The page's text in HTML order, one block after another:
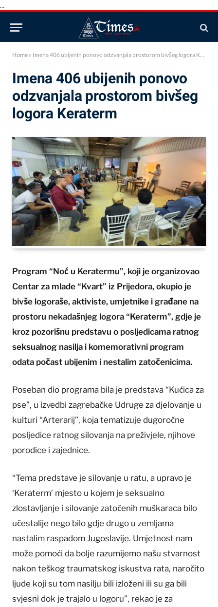
...
Home » Imena 406 ubijenih ponovo odzvanjala prostorom bivšeg logora Keraterm
Imena 406 ubijenih ponovo
odzvanjala prostorom bivšeg
logora Keraterm
Program “Noć u Keratermu”, koji je organizovao
Centar za mlade “Kvart” iz Prijedora, okupio je
bivše logoraše, aktiviste, umjetnike i građane na
prostoru nekadašnjeg logora “Keraterm”, gdje je
kroz pozorišnu predstavu o posljedicama ratnog
seksualnog nasilja i komemorativni program
odata počast ubijenim i nestalim zatočenicima.
Poseban dio programa bila je predstava “Kućica za
pse”, u izvedbi zagrebačke Udruge za djelovanje u
kulturi “Arterarij”, koja tematizuje dugoročne
posljedice ratnog silovanja na preživjele, njihove
porodice i zajednice.
“Tema predstave je silovanje u ratu, a upravo je
‘Keraterm’ mjesto u kojem je seksualno
zlostavljanje i silovanje zatočenih muškaraca bilo
učestalije nego bilo gdje drugo u zemljama
nastalim raspadom Jugoslavije. Umjetnost nam
može pomoći da bolje razumijemo našu stvarnost
nakon teškog traumatskog iskustva rata, naročito
ljude koji su tom nasilju bili izloženi ili su ga bili
svjesni dok je trajalo u logoru”, rekao je za